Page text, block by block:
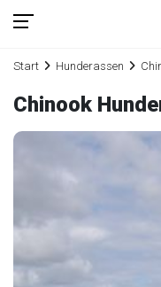
Start Hunderassen
Chinook